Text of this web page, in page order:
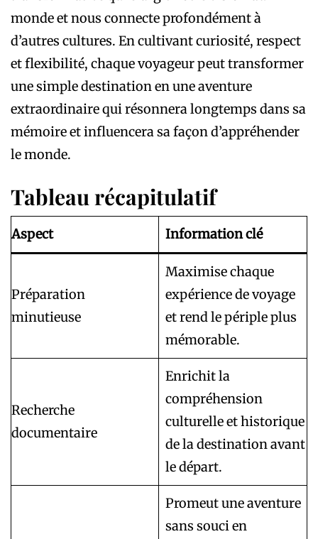
monde et nous connecte profondément à
d’autres cultures. En cultivant curiosité, respect
et flexibilité, chaque voyageur peut transformer
une simple destination en une aventure
extraordinaire qui résonnera longtemps dans sa
mémoire et influencera sa façon d’appréhender
le monde.
Tableau récapitulatif
Aspect Information clé
Préparation
minutieuse
Maximise chaque
expérience de voyage
et rend le périple plus
mémorable.
Recherche
documentaire
Enrichit la
compréhension
culturelle et historique
de la destination avant
le départ.
Promeut une aventure
sans souci en